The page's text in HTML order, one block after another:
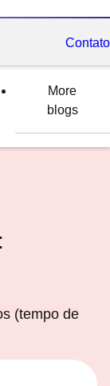
Contato
More
blogs
(tempo de